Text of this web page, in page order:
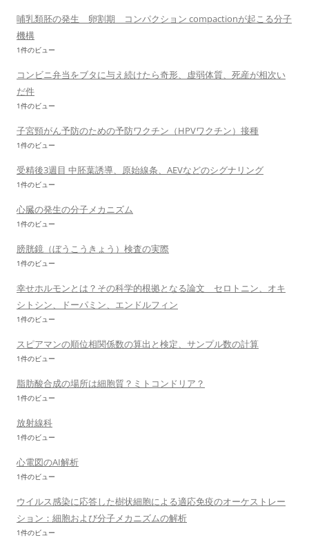
哺乳類胚の発生 卵割期 コンパクション compactionが起こる分子
機構
1件のビュー
コンビニ弁当をブタに与え続けたら奇形、虚弱体質、死産が相次い
だ件
1件のビュー
子宮頸がん予防のための予防ワクチン（HPVワクチン）接種
1件のビュー
受精後3週目 中胚葉誘導、原始線条、AEVなどのシグナリング
1件のビュー
心臓の発生の分子メカニズム
1件のビュー
膀胱鏡（ぼうこうきょう）検査の実際
1件のビュー
幸せホルモンとは？その科学的根拠となる論文 セロトニン、オキ
シトシン、ドーパミン、エンドルフィン
1件のビュー
スピアマンの順位相関係数の算出と検定、サンプル数の計算
1件のビュー
脂肪酸合成の場所は細胞質？ミトコンドリア？
1件のビュー
放射線科
1件のビュー
心電図のAI解析
1件のビュー
ウイルス感染に応答した樹状細胞による適応免疫のオーケストレー
ション：細胞および分子メカニズムの解析
1件のビュー